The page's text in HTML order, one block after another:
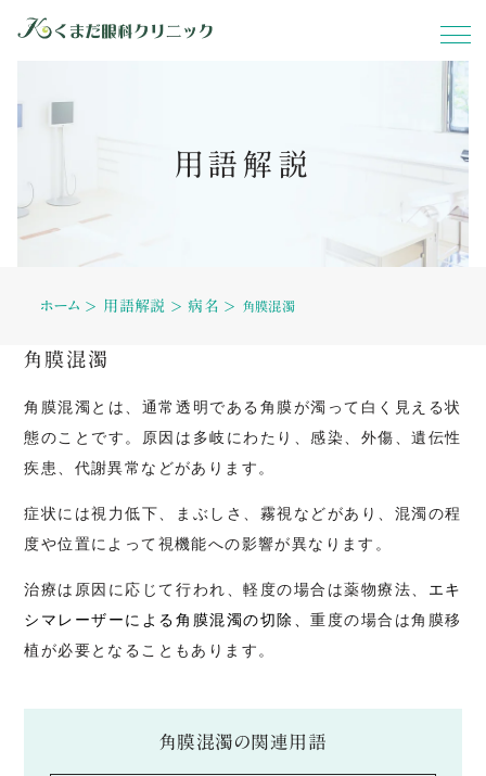
ホーム
当院について
診療内容
設備紹介
トピックス
オンライン予約受付
058-243-2600
用語解説
ホーム ＞ 用語解説 ＞病名 ＞ 角膜混濁
角膜混濁
角膜混濁とは、通常透明である角膜が濁って白く見える状
態のことです。原因は多岐にわたり、感染、外傷、遺伝性
疾患、代謝異常などがあります。
症状には視力低下、まぶしさ、霧視などがあり、混濁の程
度や位置によって視機能への影響が異なります。
治療は原因に応じて行われ、軽度の場合は薬物療法、 エキ
シマレーザーによる角膜混濁の切除、重度の場合は角膜移
植が必要となることもあります。
角膜混濁の関連用語